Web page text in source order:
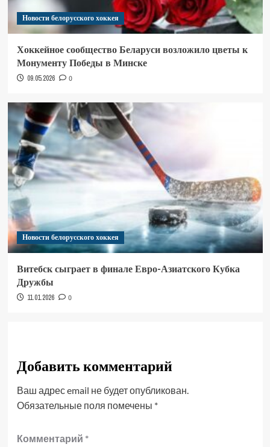
Новости белорусского хоккея
Хоккейное сообщество Беларуси возложило цветы к
Монументу Победы в Минске
09.05.2026 0
Новости белорусского хоккея
Витебск сыграет в финале Евро-Азиатского Кубка
Дружбы
11.01.2026 0
Добавить комментарий
Ваш адрес email не будет опубликован.
Обязательные поля помечены *
Комментарий *